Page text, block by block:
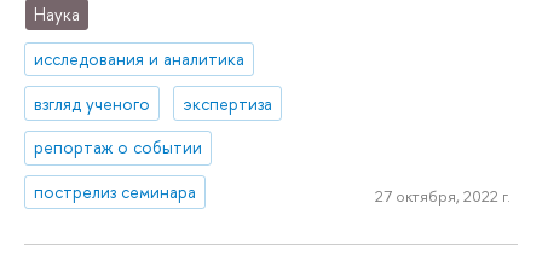
Наука
исследования и аналитика
взгляд ученого
экспертиза
репортаж о событии
пострелиз семинара
27 октября, 2022 г.